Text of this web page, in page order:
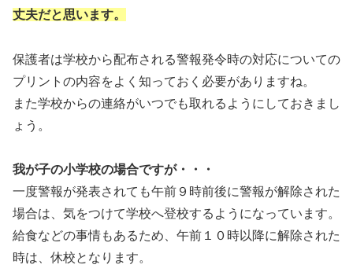
丈夫だと思います。
保護者は学校から配布される警報発令時の対応についての
プリントの内容をよく知っておく必要がありますね。
また学校からの連絡がいつでも取れるようにしておきまし
ょう。
我が子の小学校の場合ですが・・・
一度警報が発表されても午前９時前後に警報が解除された
場合は、気をつけて学校へ登校するようになっています。
給食などの事情もあるため、午前１０時以降に解除された
時は、休校となります。